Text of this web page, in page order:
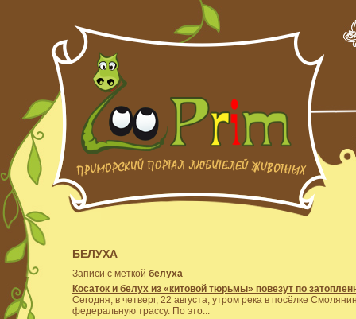
БЕЛУХА
Записи с меткой белуха
Косаток и белух из «китовой тюрьмы» повезут по
Сегодня, в четверг, 22 августа, утром река в посёлке
федеральную трассу. По это...